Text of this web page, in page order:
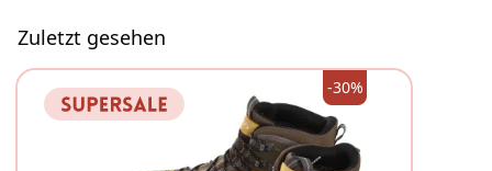
Zuletzt gesehen
-30%